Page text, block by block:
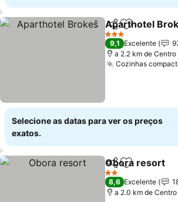
PartilharAdicionar
Aparthotel
3 Estrelas
9,1 Excelente
a 2.2 km de
Cozinhas
Selecione as datas para ver os preços
exatos.
PartilharAdicionar
Obora resort
2 Estrelas
8,6 Excelente
a 2.0 km de